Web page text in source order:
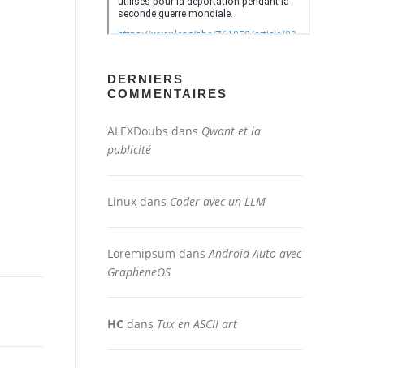
DERNIERS
COMMENTAIRES
ALEXDoubs dans Qwant et la
publicité
Linux dans Coder avec un LLM
Loremipsum dansAndroid Auto avec
GrapheneOS
HC dans Tux en ASCII art